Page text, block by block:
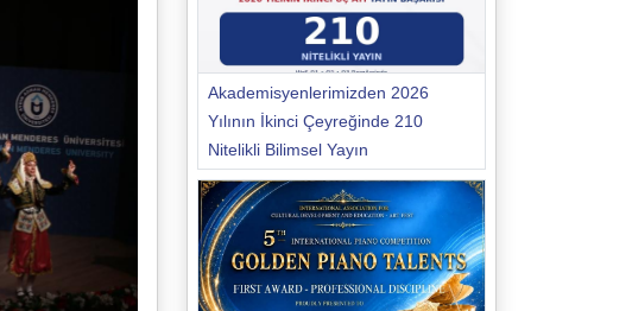
Akademisyenlerimizden 2026
Yılının İkinci Çeyreğinde 210
Nitelikli Bilimsel Yayın